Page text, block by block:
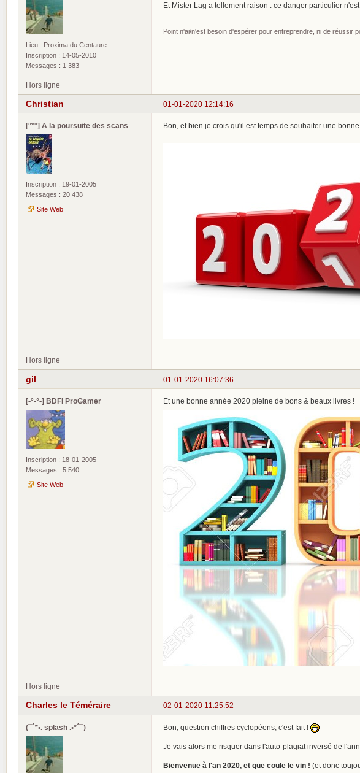
Lieu : Proxima du Centaure
Inscription : 14-05-2010
Messages : 1 383
Et Mister Lag a tellement raison : ce danger particulier n'est
Point n'ai/n'est besoin d'espérer pour entreprendre, ni de réussir
Hors ligne
01-01-2020 12:14:16
Christian
[°*°] A la poursuite des scans
Inscription : 19-01-2005
Messages : 20 438
Site Web
Bon, et bien je crois qu'il est temps de souhaiter une
Hors ligne
01-01-2020 16:07:36
gil
[•°•°•] BDFI ProGamer
Inscription : 18-01-2005
Messages : 5 540
Site Web
Et une bonne année 2020 pleine de bons & beaux livres !
Hors ligne
02-01-2020 11:25:52
Charles le Téméraire
(¯`*•. splash .•*´¯) Bon, question chiffres cyclopéens, c'est fait !
Je vais alors me risquer dans l'auto-plagiat inversé de
Bienvenue à l'an 2020, et que coule le vin ! (et donc